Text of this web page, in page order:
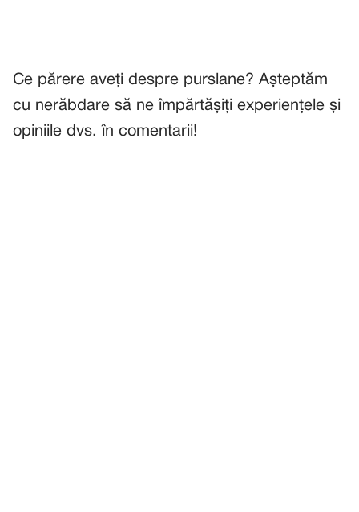
Ce părere aveți despre purslane? Așteptăm
cu nerăbdare să ne împărtășiți experiențele și
opiniile dvs. în comentarii!